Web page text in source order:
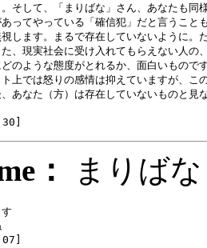
そして、「まりばな」さん、あなたも
ってやっている「確信犯」だと言うこと
します。まるで存在していないように。
、現実社会に受け入れてもらえない人の
のような態度がとれるか、面白いもので
上では怒りの感情は抑えていますが、こ
あなた（方）は存在していないものと見
： まり